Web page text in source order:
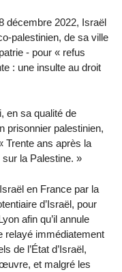
décembre 2022, Israël
palestinien, de sa ville
- pour « refus
: une insulte au droit
en sa qualité de
prisonnier palestinien,
Trente ans après la
la Palestine. »
en France par la
d’Israël, pour
afin qu’il annule
relayé immédiatement
de l’État d’Israël,
et malgré les